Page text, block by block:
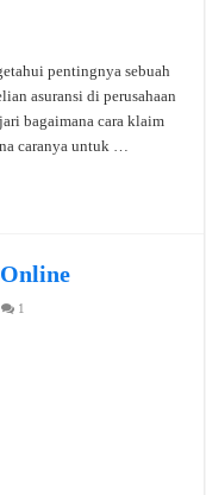
pentingnya sebuah
asuransi di perusahaan
bagaimana cara klaim
caranya untuk …
1